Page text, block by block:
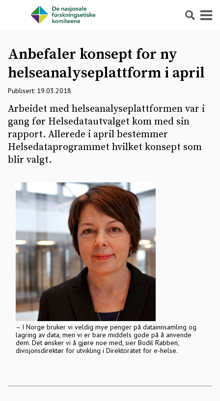
Søk Meny
Anbefaler konsept for ny
helseanalyseplattform i april
Publisert: 19.03.2018
Arbeidet med helseanalyseplattformen var i
gang før Helsedatautvalget kom med sin
rapport. Allerede i april bestemmer
Helsedataprogrammet hvilket konsept som
blir valgt.
– I Norge bruker vi veldig mye penger på datainnsamling og
lagring av data, men vi er bare middels gode på å anvende
dem. Det ønsker vi å gjøre noe med, sier Bodil Rabben,
divisjonsdirektør for utvikling i Direktoratet for e-helse.